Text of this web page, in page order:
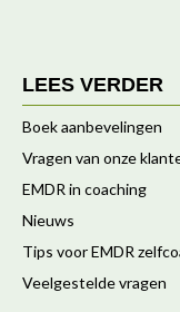
LEES VERDER
Boek aanbevelingen
Vragen van onze
EMDR in coaching
Nieuws
Tips voor EMDR
Veelgestelde vragen